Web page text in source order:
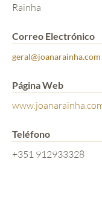
Rainha
Correo Electrónico
geral@joanarainha.com
Página Web
Teléfono
+351 912933328